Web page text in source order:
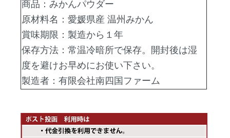
商品：みかんパウダー
原材料名：愛媛県産 温州みかん
賞味期限：製造から１年
保存方法：常温冷暗所で保存。開封後は湿
度を避けお早めにお使い下さい。
製造者：有限会社南四国ファーム